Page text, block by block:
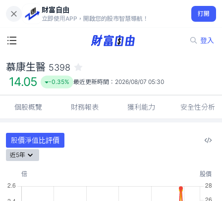
財富自由
立即使用APP，開啟您的股市智慧導航！
打開
登入
14.05
-0.35%
慕康生醫 5398
14.05 -0.35% 最近更新時間： 2026/08/07 05:30
個股概覽 財務報表 獲利能力 安全性分析
股價淨值比評價
近5年